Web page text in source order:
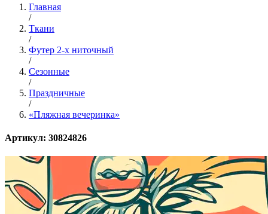
Главная
/
Ткани
/
Футер 2-х ниточный
/
Сезонные
/
Праздничные
/
«Пляжная вечеринка»
Артикул: 30824826